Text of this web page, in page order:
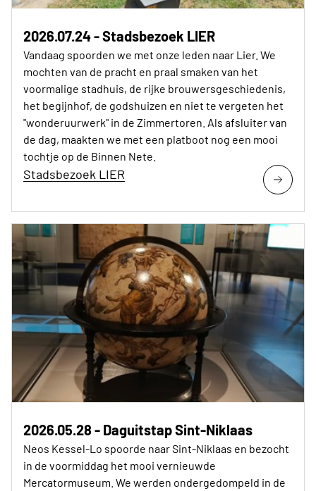
2026.07.24 - Stadsbezoek LIER
Vandaag spoorden we met onze leden naar Lier. We
mochten van de pracht en praal smaken van het
voormalige stadhuis, de rijke brouwersgeschiedenis,
het begijnhof, de godshuizen en niet te vergeten het
"wonderuurwerk" in de Zimmertoren. Als afsluiter van
de dag, maakten we met een platboot nog een mooi
tochtje op de Binnen Nete.
Stadsbezoek LIER
2026.05.28 - Daguitstap Sint-Niklaas
Neos Kessel-Lo spoorde naar Sint-Niklaas en bezocht
in de voormiddag het mooi vernieuwde
Mercatormuseum. We werden ondergedompeld in de